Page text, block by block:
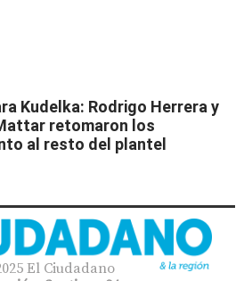
Kudelka: Rodrigo Herrera y
retomaron los
al resto del plantel
El Ciudadano